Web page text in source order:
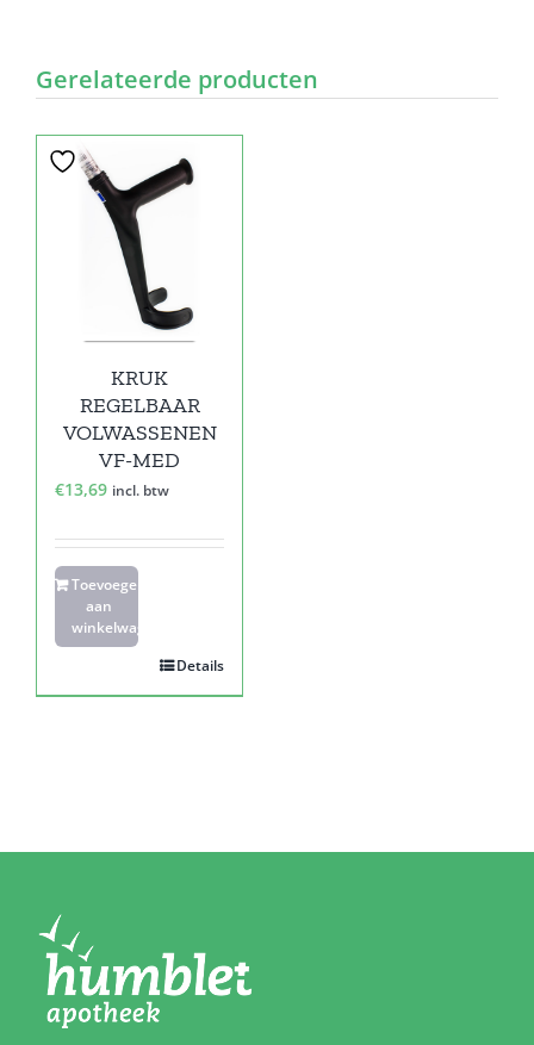
Gerelateerde producten
KRUK
REGELBAAR
VOLWASSENEN
VF-MED
€13,69 incl. btw
Toevoegen
aan
winkelwagen
Details